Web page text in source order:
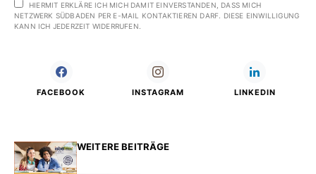
HIERMIT ERKLÄRE ICH MICH DAMIT EINVERSTANDEN, DASS MICH
NETZWERK SÜDBADEN PER E-MAIL KONTAKTIEREN DARF. DIESE EINWILLIGUNG
KANN ICH JEDERZEIT WIDERRUFEN.
FACEBOOK INSTAGRAM LINKEDIN
WEITERE BEITRÄGE